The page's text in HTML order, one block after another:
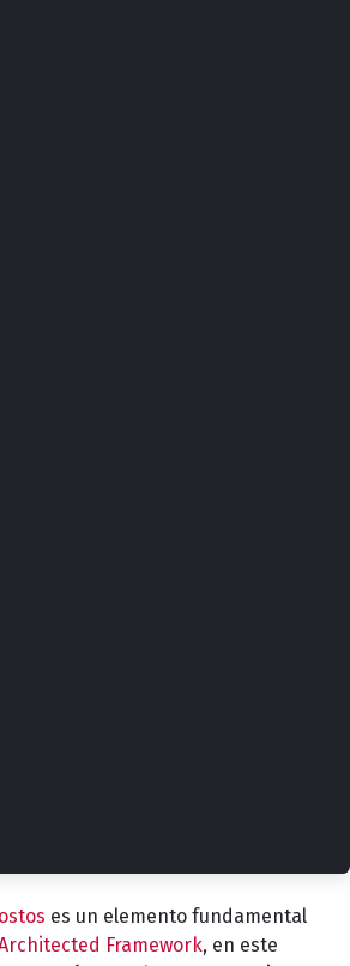
es un elemento fundamental
Framework, en este